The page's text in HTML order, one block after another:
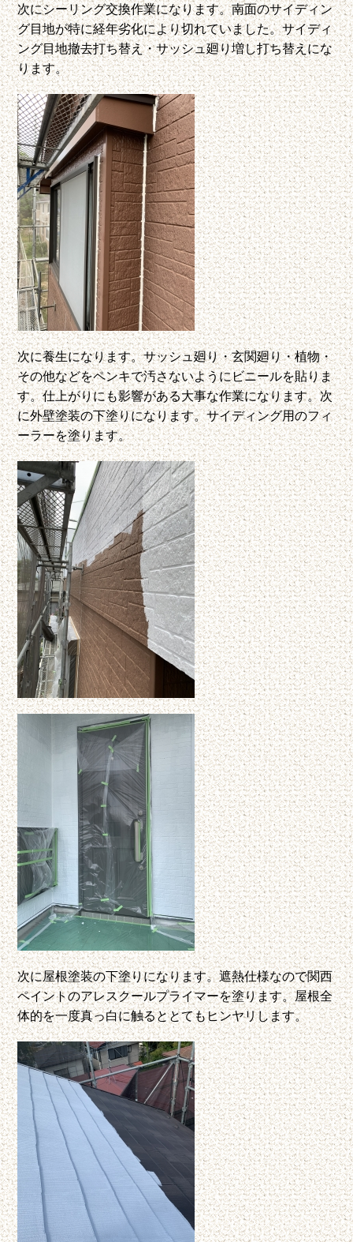
次にシーリング交換作業になります。南面のサイディン
グ目地が特に経年劣化により切れていました。サイディ
ング目地撤去打ち替え・サッシュ廻り増し打ち替えにな
ります。
次に養生になります。サッシュ廻り・玄関廻り・植物・
その他などをペンキで汚さないようにビニールを貼りま
す。仕上がりにも影響がある大事な作業になります。次
に外壁塗装の下塗りになります。サイディング用のフィ
ーラーを塗ります。
次に屋根塗装の下塗りになります。遮熱仕様なので関西
ペイントのアレスクールプライマーを塗ります。屋根全
体的を一度真っ白に触るととてもヒンヤリします。